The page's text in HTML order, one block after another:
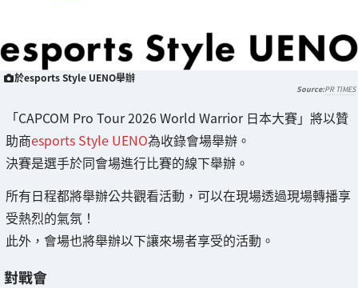
於esports Style UENO舉辦
PR TIMES
「CAPCOM Pro Tour 2026 World Warrior 日本大賽」將以贊
助商esports Style UENO為收錄會場舉辦。
決賽是選手於同會場進行比賽的線下舉辦。
所有日程都將舉辦公共觀看活動，可以在現場透過現場轉播享
受熱烈的氣氛！
此外，會場也將舉辦以下讓來場者享受的活動。
對戰會